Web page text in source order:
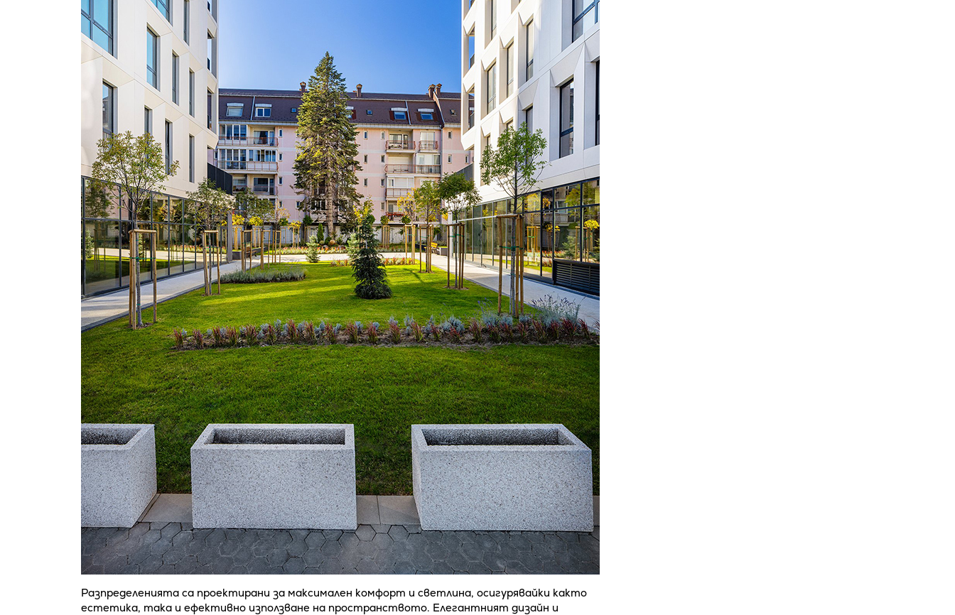
Разпределенията са проектирани за максимален комфорт и светлина, осигурявайки както
естетика, така и ефективно използване на пространството. Елегантният дизайн и